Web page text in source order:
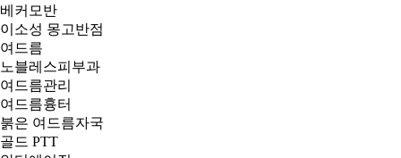
베커모반
이소성 몽고반점
여드름
노블레스피부과
여드름관리
여드름흉터
붉은 여드름자국
골드 PTT